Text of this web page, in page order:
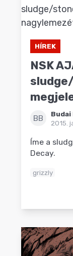
HÍREK
NSK
BB
Budai
2015.
Íme a
Decay.
grizzly